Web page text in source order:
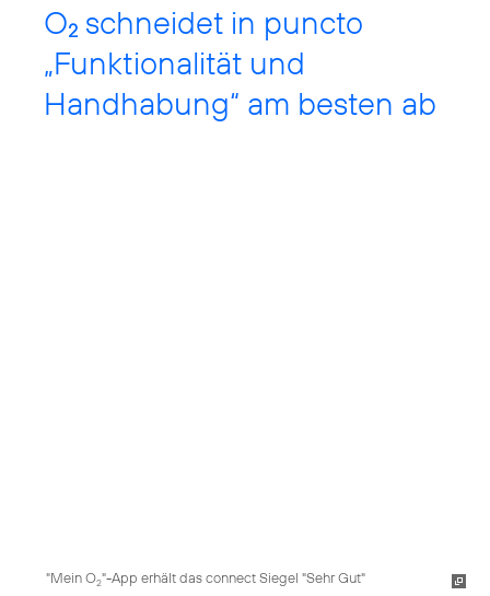
O2 schneidet in puncto
„Funktionalität und
Handhabung“ am besten ab
"Mein O2"-App erhält das connect Siegel "Sehr Gut"